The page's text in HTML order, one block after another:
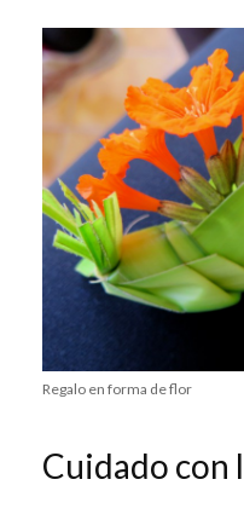
Regalo en forma de flor
Cuidado con